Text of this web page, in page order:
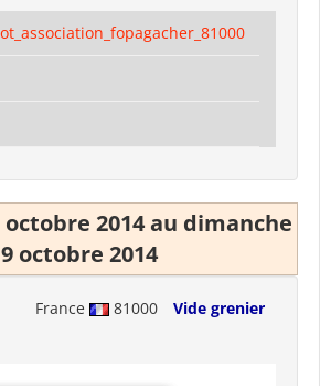
2014 au dimanche
octobre 2014
France 81000
Vide grenier